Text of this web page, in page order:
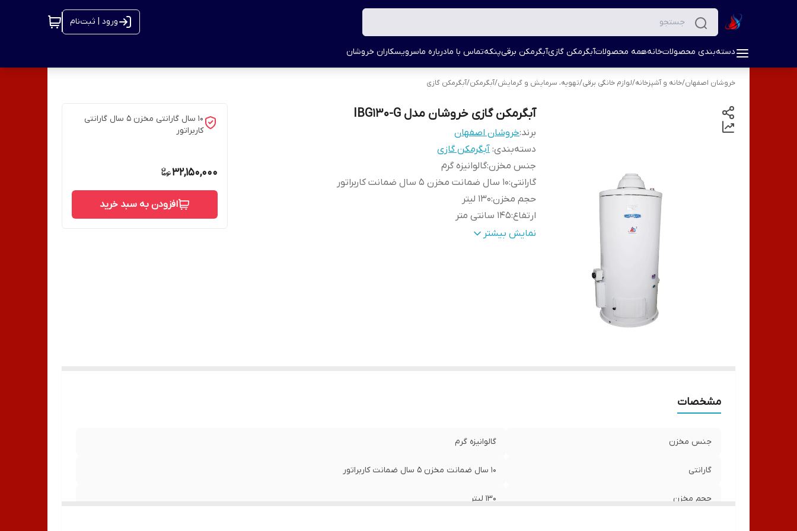
ورود | ثبت‌نام
دسته‌بندی محصولاتخانههمه محصولاتآبگرمکن گازیآبگرمکن برقیپنکهتماس با مادرباره ماسرویسکاران خروشان
خروشان اصفهان/خانه و آشپزخانه/لوازم خانگی برقی/تهویه، سرمایش و گرمایش/آبگرمکن/آبگرمکن گازی
آبگرمکن گازی خروشان مدل IBG130-G
برند:خروشان اصفهان
دسته‌بندی: آبگرمکن گازی
جنس مخزن:گالوانیزه گرم
گارانتی:۱۰ سال ضمانت مخزن ۵ سال ضمانت کاربراتور
حجم مخزن:۱۳۰ لیتر
ارتفاع:۱۴۵ سانتی متر
قطر:۵۰ سانتی متر
نمایش بیشتر
۱۰ سال گارانتی مخزن ۵ سال گارانتی
کاربراتور
32,150,000
افزودن به سبد خرید
مشخصات
جنس مخزن گالوانیزه گرم
گارانتی ۱۰ سال ضمانت مخزن ۵ سال ضمانت کاربراتور
حجم مخزن ۱۳۰ لیتر